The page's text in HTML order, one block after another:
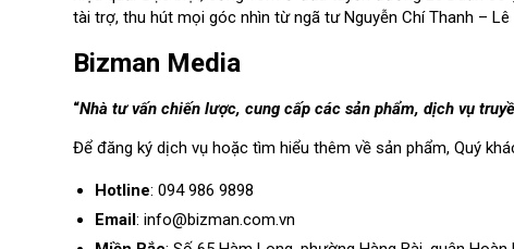
tài trợ, thu hút mọi góc nhìn từ ngã tư Nguyễn Chí Thanh – Lê
Bizman Media
“Nhà tư vấn chiến lược, cung cấp các sản phẩm, dịch vụ
Để đăng ký dịch vụ hoặc tìm hiểu thêm về sản phẩm, Quý
Hotline: 094 986 9898
Email: info@bizman.com.vn